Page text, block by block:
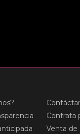
Contrata
Venta